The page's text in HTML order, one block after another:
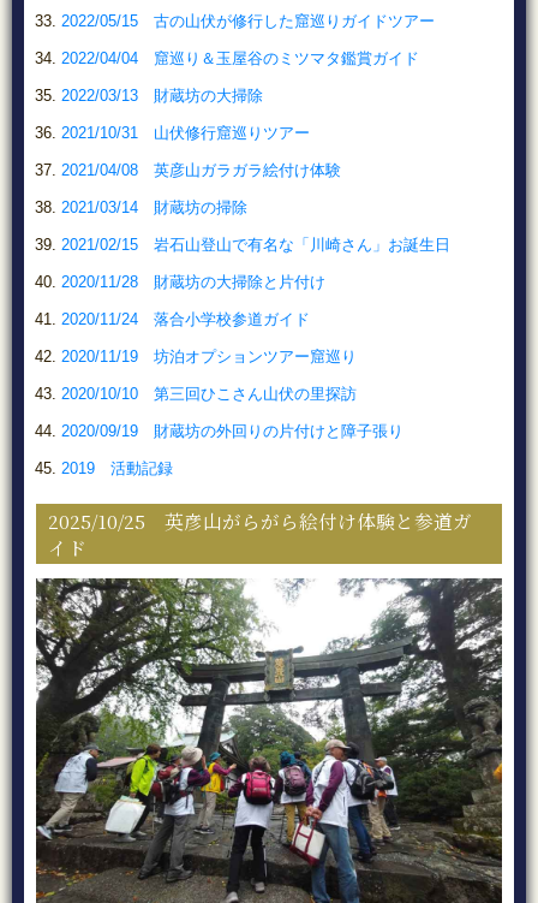
2022/05/15 古の山伏が修行した窟巡りガイドツアー
2022/04/04 窟巡り＆玉屋谷のミツマタ鑑賞ガイド
2022/03/13 財蔵坊の大掃除
2021/10/31 山伏修行窟巡りツアー
2021/04/08 英彦山ガラガラ絵付け体験
2021/03/14 財蔵坊の掃除
2021/02/15 岩石山登山で有名な「川崎さん」お誕生日
2020/11/28 財蔵坊の大掃除と片付け
2020/11/24 落合小学校参道ガイド
2020/11/19 坊泊オプションツアー窟巡り
2020/10/10 第三回ひこさん山伏の里探訪
2020/09/19 財蔵坊の外回りの片付けと障子張り
2019 活動記録
2025/10/25 英彦山がらがら絵付け体験と参道ガ
イド